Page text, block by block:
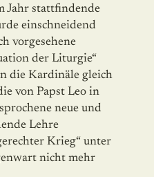
Jahr stattfindende
einschneidend
vorgesehene
der Liturgie“
die Kardinäle gleich
von Papst Leo in
neue und
Lehre
Krieg“ unter
nicht mehr